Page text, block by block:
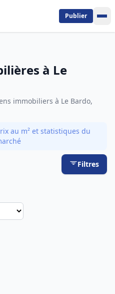
Publier
à Le
immobiliers à Le Bardo,
au m² et statistiques du
Filtres